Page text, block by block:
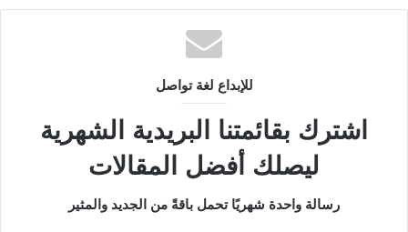
للإبداع لغة تواصل
اشترك بقائمتنا البريدية الشهرية
ليصلك أفضل المقالات
رسالة واحدة شهريًا تحمل باقةً من الجديد والمثير